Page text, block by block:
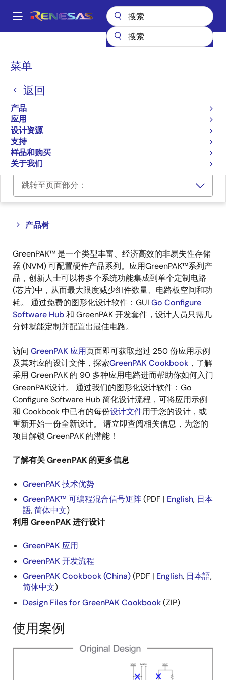
到
Main
菜单
返回
产品
应用
设计资源
支持
样品和购买
关于我们
面
屑
GreenPAK 可编程混合信号产品
GreenPAK 可编程混合信号
产品
跳转至页面部分：
产品树
Close
tree
menu
Open
tree
menu
GreenPAK™ 是一个类型丰富、经济高效的非易失性存储
器 (NVM) 可配置硬件产品系列。应用GreenPAK™系列产
品，创新人士可以将多个系统功能集成到单个定制电路
(芯片)中，从而最大限度减少组件数量、电路板空间和功
耗。 通过免费的图形化设计软件：GUI Go Configure
Software Hub和 GreenPAK 开发套件，设计人员只需几
分钟就能定制并配置出最佳电路。
访问 GreenPAK 应用页面即可获取超过 250 份应用示例
及其对应的设计文件，探索GreenPAK Cookbook ，了解
采用 GreenPAK 的 90 多种应用电路进而帮助你如何入门
GreenPAK设计。 通过我们的图形化设计软件：Go
Configure Software Hub 简化设计流程，可将应用示例
和 Cookbook 中已有的每份设计文件用于您的设计，或
重新开始一份全新设计。 请立即查阅相关信息，为您的
项目解锁 GreenPAK 的潜能！
了解有关 GreenPAK 的更多信息
GreenPAK 技术优势
GreenPAK™ 可编程混合信号矩阵(PDF | English, 日本
語,简体中文)
利用 GreenPAK 进行设计
GreenPAK 应用
GreenPAK 开发流程
GreenPAK Cookbook (China)(PDF | English, 日本語,
简体中文)
Design Files for GreenPAK Cookbook(ZIP)
使用案例
图